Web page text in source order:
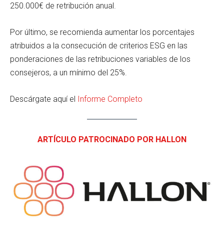
250.000€ de retribución anual.
Por último, se recomienda aumentar los porcentajes
atribuidos a la consecución de criterios ESG en las
ponderaciones de las retribuciones variables de los
consejeros, a un mínimo del 25%.
Descárgate aquí el Informe Completo
ARTÍCULO PATROCINADO POR HALLON